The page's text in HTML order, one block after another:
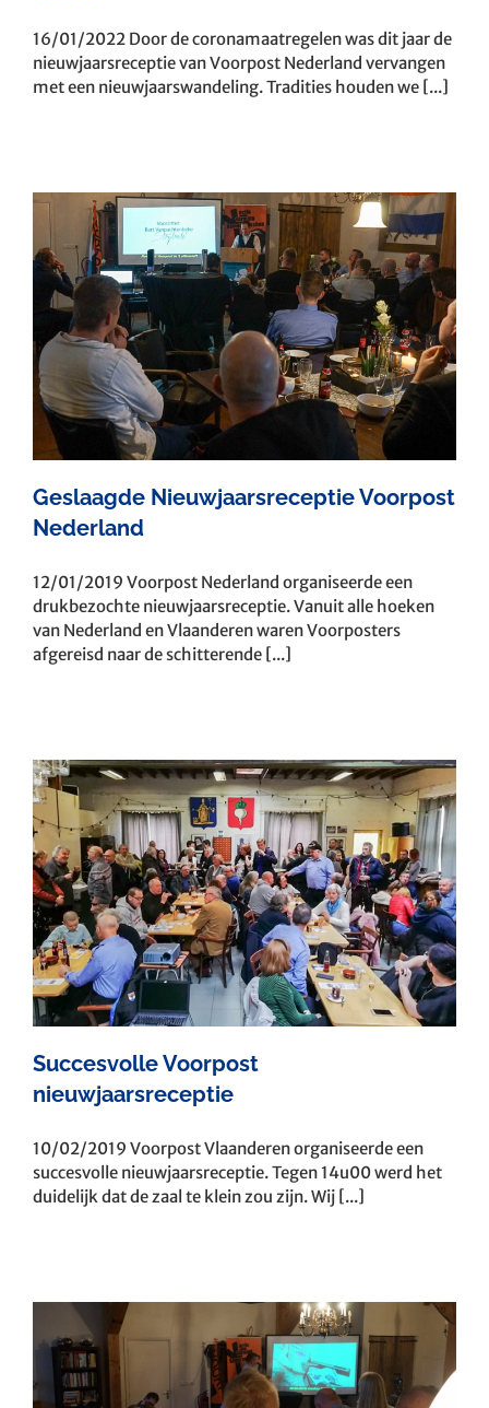
16/01/2022 Door de coronamaatregelen was dit jaar de
nieuwjaarsreceptie van Voorpost Nederland vervangen
met een nieuwjaarswandeling. Tradities houden we [...]
Geslaagde Nieuwjaarsreceptie Voorpost
Nederland
12/01/2019 Voorpost Nederland organiseerde een
drukbezochte nieuwjaarsreceptie. Vanuit alle hoeken
van Nederland en Vlaanderen waren Voorposters
afgereisd naar de schitterende [...]
Succesvolle Voorpost
nieuwjaarsreceptie
10/02/2019 Voorpost Vlaanderen organiseerde een
succesvolle nieuwjaarsreceptie. Tegen 14u00 werd het
duidelijk dat de zaal te klein zou zijn. Wij [...]